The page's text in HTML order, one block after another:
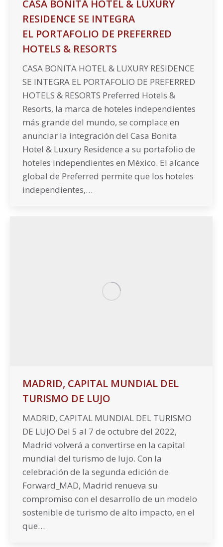
CASA BONITA HOTEL & LUXURY
RESIDENCE SE INTEGRA
EL PORTAFOLIO DE PREFERRED
HOTELS & RESORTS
CASA BONITA HOTEL & LUXURY RESIDENCE
SE INTEGRA EL PORTAFOLIO DE PREFERRED
HOTELS & RESORTS Preferred Hotels &
Resorts, la marca de hoteles independientes
más grande del mundo, se complace en
anunciar la integración del Casa Bonita
Hotel & Luxury Residence a su portafolio de
hoteles independientes en México. El alcance
global de Preferred permite que los hoteles
independientes,…
MADRID, CAPITAL MUNDIAL DEL
TURISMO DE LUJO
MADRID, CAPITAL MUNDIAL DEL TURISMO
DE LUJO Del 5 al 7 de octubre del 2022,
Madrid volverá a convertirse en la capital
mundial del turismo de lujo. Con la
celebración de la segunda edición de
Forward_MAD, Madrid renueva su
compromiso con el desarrollo de un modelo
sostenible de turismo de alto impacto, en el
que…